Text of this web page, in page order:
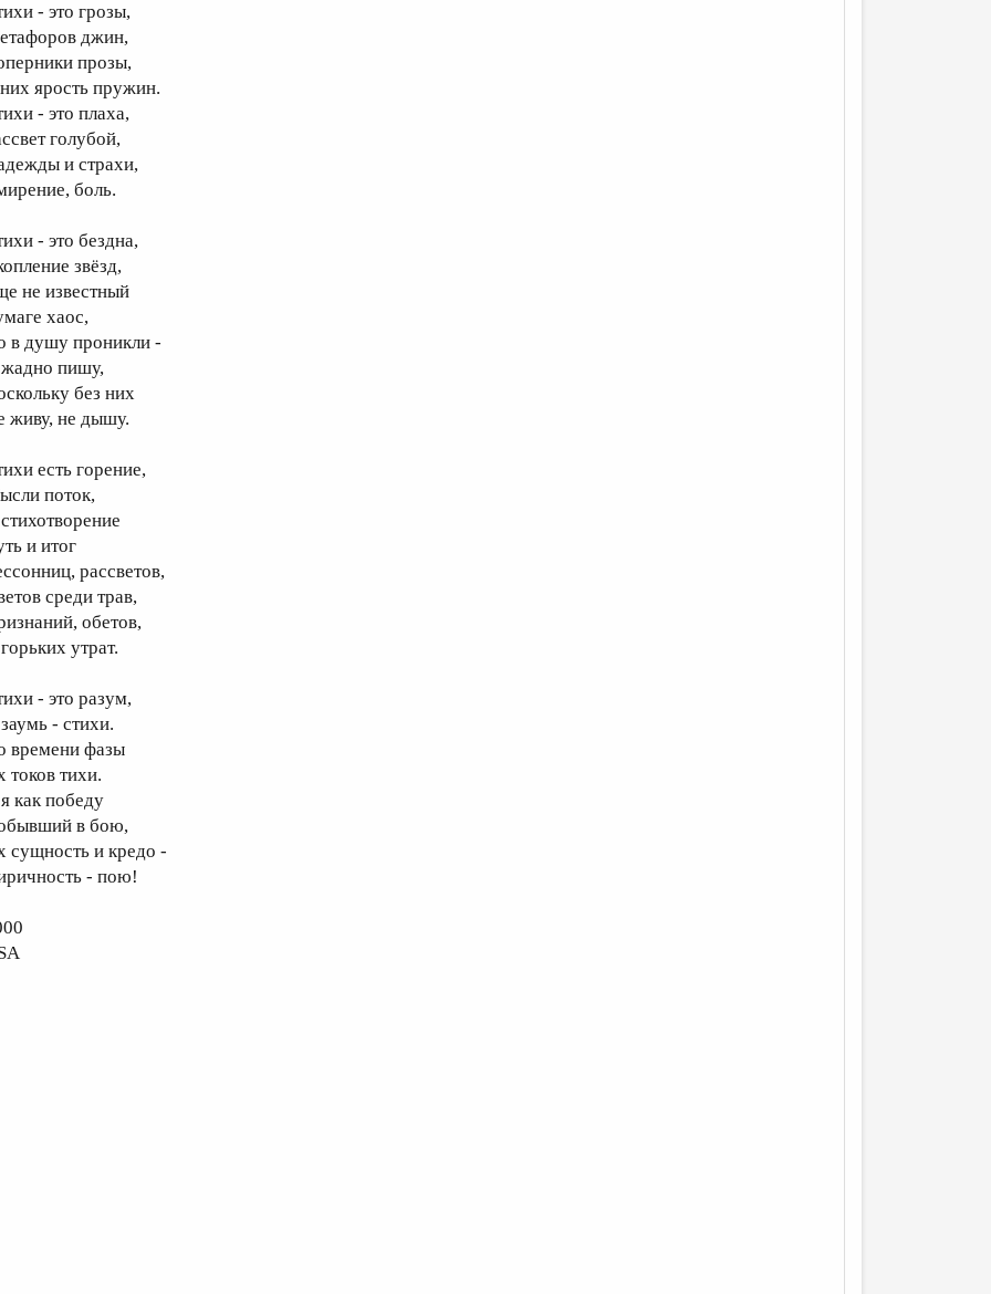
- это грозы,
джин,
прозы,
ярость пружин.
- это плаха,
голубой,
и страхи,
боль.
- это бездна,
звёзд,
не известный
хаос,
в душу проникли -
пишу,
без них
живу, не дышу.
есть горение,
поток,
и итог
рассветов,
среди трав,
обетов,
утрат.
- это разум,
- стихи.
времени фазы
токов тихи.
как победу
в бою,
сущность и кредо -
- пою!